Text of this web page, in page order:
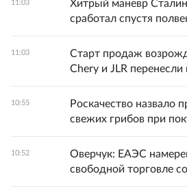
11:03
Хитрый маневр
сработал спустя
11:03
Старт продаж
Chery и JLR перенесли
10:55
Роскачество назвало
свежих грибов при
10:52
Оверчук: ЕАЭС
свободной торговле